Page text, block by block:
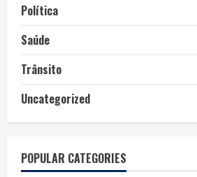
Política
Saúde
Trânsito
Uncategorized
POPULAR CATEGORIES